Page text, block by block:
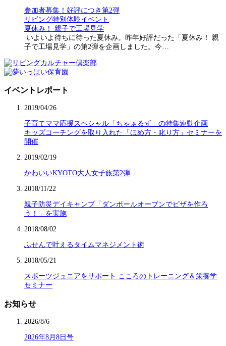
参加者募集！好評につき第2弾
リビング特別体験イベント
夏休み！ 親子で工場見学
いよいよ待ちに待った夏休み。昨年好評だった「夏休み！ 親
子で工場見学」の第2弾を企画しました。今…
イベントレポート
2019/04/26
子育てママ応援スペシャル「ちゃぁるず」の特集連動企画
キッズコーチングを取り入れた「ほめ方・叱り方」セミナーを
開催
2019/02/19
かわいいKYOTO大人女子旅第2弾
2018/11/22
親子防災デイキャンプ「ダンボールオーブンでピザを作ろ
う！」を実施
2018/08/02
ふせんで叶えるタイムマネジメント術
2018/05/21
スポーツジュニアをサポート こころのトレーニング＆栄養学
セミナー
お知らせ
2026/8/6
2026年8月8日号